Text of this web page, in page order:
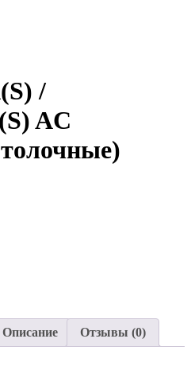
/
AC
Описание Отзывы (0)